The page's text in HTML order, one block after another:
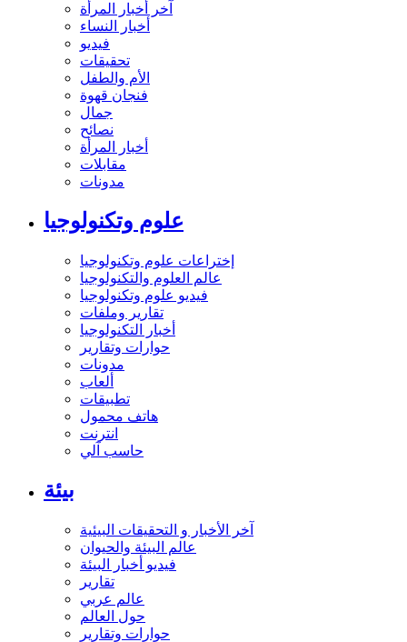
آخر أخبار المرأة
أخبار النساء
فيديو
تحقيقات
الأم والطفل
فنجان قهوة
جمال
نصائح
أخبار المرأة
مقابلات
مدونات
علوم وتكنولوجيا
إختراعات علوم وتكنولوجيا
عالم العلوم والتكنولوجيا
فيديو علوم وتكنولوجيا
تقارير وملفات
أخبار التكنولوجيا
حوارات وتقارير
مدونات
ألعاب
تطبيقات
هاتف محمول
انترنت
حاسب آلي
بيئة
آخر الأخبار و التحقيقات البيئية
عالم البيئة والحيوان
فيديو أخبار البيئة
تقارير
عالم عربي
حول العالم
حوارات وتقارير